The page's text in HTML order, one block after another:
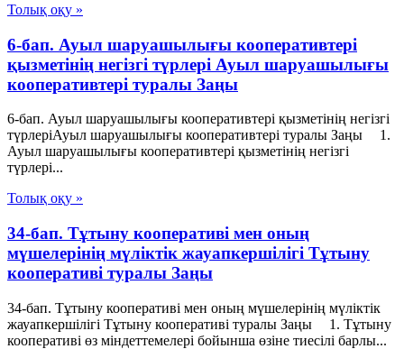
Толық оқу »
6-бап. Ауыл шаруашылығы кооперативтері
қызметінің негізгі түрлері Ауыл шаруашылығы
кооперативтері туралы Заңы
6-бап. Ауыл шаруашылығы кооперативтері қызметінің негізгі
түрлеріАуыл шаруашылығы кооперативтері туралы Заңы 1.
Ауыл шаруашылығы кооперативтері қызметінің негізгі
түрлері...
Толық оқу »
34-бап. Тұтыну кооперативi мен оның
мүшелерiнiң мүліктiк жауапкершiлiгi Тұтыну
кооперативі туралы Заңы
34-бап. Тұтыну кооперативi мен оның мүшелерiнiң мүліктiк
жауапкершiлiгi Тұтыну кооперативі туралы Заңы 1. Тұтыну
кооперативi өз мiндеттемелерi бойынша өзiне тиесiлi барлы...